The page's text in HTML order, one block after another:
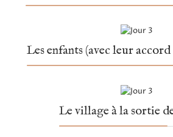
Les enfants (avec leur
Le village à la sortie